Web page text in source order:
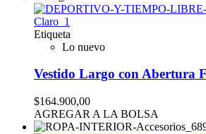
Etiqueta
Lo nuevo
Vestido Largo con Abertura
$164.900,00
AGREGAR A LA BOLSA